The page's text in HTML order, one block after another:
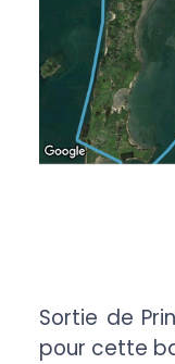
Sortie de
pour cette